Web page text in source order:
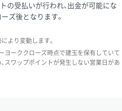
の受払いが行われ、出金が可能にな
ズ後となります。
より変動します。
ヨーククローズ時点で建玉を保有していて
スワップポイントが発生しない営業日があ